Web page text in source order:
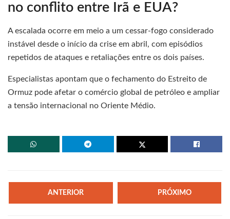
no conflito entre Irã e EUA?
A escalada ocorre em meio a um cessar-fogo considerado
instável desde o início da crise em abril, com episódios
repetidos de ataques e retaliações entre os dois países.
Especialistas apontam que o fechamento do Estreito de
Ormuz pode afetar o comércio global de petróleo e ampliar
a tensão internacional no Oriente Médio.
ANTERIOR PRÓXIMO